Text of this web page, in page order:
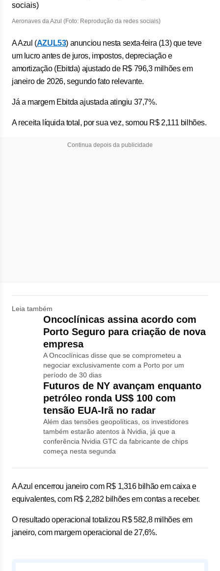
Aeronaves da Azul (Foto: Reprodução da redes sociais)
A Azul (AZUL53) anunciou nesta sexta-feira (13) que teve
um lucro antes de juros, impostos, depreciação e
amortização (Ebitda) ajustado de R$ 796,3 milhões em
janeiro de 2026, segundo fato relevante.
Já a margem Ebitda ajustada atingiu 37,7%.
A receita líquida total, por sua vez, somou R$ 2,111 bilhões.
Continua depois da publicidade
Leia também
Oncoclínicas assina acordo com
Porto Seguro para criação de nova
empresa
A Oncoclínicas disse ​que se comprometeu a
negociar exclusivamente com a Porto por um
período de 30 dias
Futuros de NY avançam enquanto
petróleo ronda US$ 100 com
tensão EUA-Irã no radar
Além das tensões geopolíticas, os investidores
também estarão atentos à Nvidia, já que a
conferência Nvidia GTC da fabricante de chips
começa nesta segunda
A Azul encerrou janeiro com R$ 1,316 bilhão em caixa e
equivalentes, com R$ 2,282 bilhões em contas a receber.
O resultado operacional totalizou R$ 582,8 milhões em
janeiro, com margem operacional de 27,6%.